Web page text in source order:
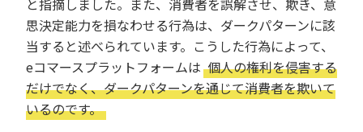
と指摘しました。また、消費者を誤解させ、欺き、意
思決定能力を損なわせる行為は、ダークパターンに該
当すると述べられています。こうした行為によって、
eコマースプラットフォームは 個人の権利を侵害する
だけでなく、ダークパターンを通じて消費者を欺いて
いるのです。